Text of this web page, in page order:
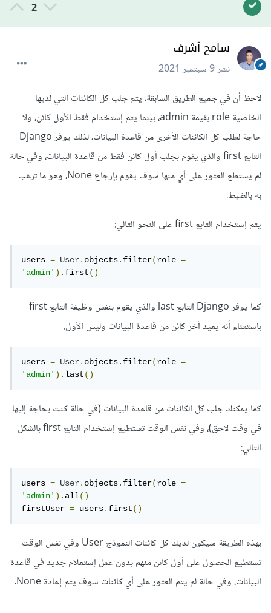
2
سامح أشرف
نشر9 سبتمبر 2021
لاحظ أن في جميع الطريق السابقة، يتم جلب كل الكائنات التي لديها
الخاصية role بقيمة admin، بينما يتم إستخدام فقط الأول كائن، ولا
حاجة لطلب كل الكائنات الأخرى من قاعدة البيانات، لذلك يوفر Django
التابع first والذي يقوم بجلب أول كائن فقط من قاعدة البيانات، وفي حالة
لم يستطع العثور على أي منها سوف يقوم بإرجاع None، وهو ما ترغب
به بالضبط.
يتم إستخدام التابع first على النحو التالي:
users = User.objects.filter(role =
'admin').first()
كما يوفر Django التابع last والذي يقوم بنفس وظيفة التابع first
بإستثناء أنه يعيد آخر كائن من قاعدة البيانات وليس الأول.
users = User.objects.filter(role =
'admin').last()
كما يمكنك جلب كل الكائنات من قاعدة البيانات (في حالة كنت بحاجة إليها
في وقت لاحق)، وفي نفس الوقت تستطيع إستخدام التابع first بالشكل
التالي:
users = User.objects.filter(role =
'admin').all()
firstUser = users.first()
بهذه الطريقة سيكون لديك كل كائنات النموذج User وفي نفس الوقت
تستطيع الحصول على أول كائن منهم بدون عمل إستعلام جديد في قاعدة
البيانات، وفي حالة لم يتم العثور على أي كائنات سوف يتم إعادة None.